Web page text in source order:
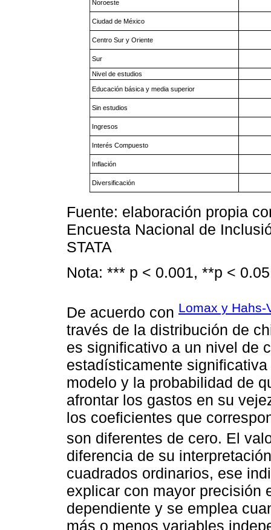
Noroeste
Ciudad de México
Centro Sur y Oriente
Sur
Nivel de estudios
Educación básica y media superior
Sin estudios
Ingresos
Interés Compuesto
Inflación
Diversificación
Fuente: elaboración propia
Encuesta Nacional de
STATA
Nota: *** p < 0.001, **p <
De acuerdo con Lomax y Hahs-
través de la distribución de
es significativo a un nivel de
estadísticamente
modelo y la probabilidad de
afrontar los gastos en su
los coeficientes que
son diferentes de cero. El
diferencia de su
cuadrados ordinarios, ese
explicar con mayor precisión
dependiente y se emplea
más o menos variables